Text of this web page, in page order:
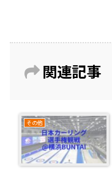
関連記事
その他